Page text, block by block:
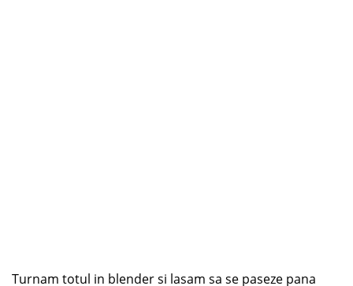
Turnam totul in blender si lasam sa se paseze pana